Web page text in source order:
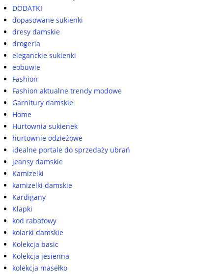
DODATKI
dopasowane sukienki
dresy damskie
drogeria
eleganckie sukienki
eobuwie
Fashion
Fashion aktualne trendy modowe
Garnitury damskie
Home
Hurtownia sukienek
hurtownie odzieżowe
idealne portale do sprzedaży ubrań
jeansy damskie
Kamizelki
kamizelki damskie
Kardigany
Klapki
kod rabatowy
kolarki damskie
Kolekcja basic
Kolekcja jesienna
kolekcja masełko